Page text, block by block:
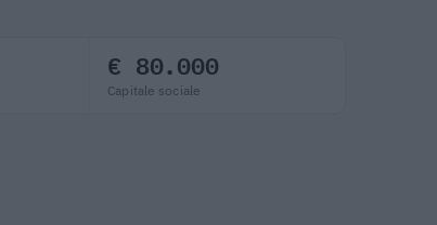
€ 80.000
Capitale sociale